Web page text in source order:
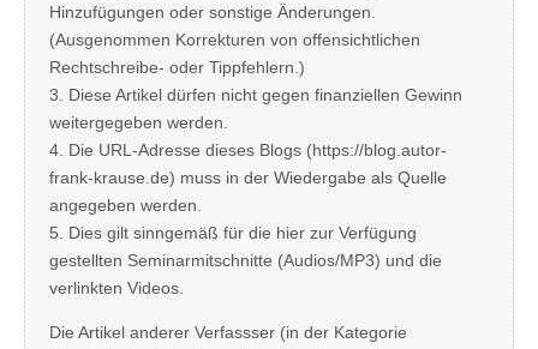
Hinzufügungen oder sonstige Änderungen.
(Ausgenommen Korrekturen von offensichtlichen
Rechtschreibe- oder Tippfehlern.)
3. Diese Artikel dürfen nicht gegen finanziellen Gewinn
weitergegeben werden.
4. Die URL-Adresse dieses Blogs (https://blog.autor-
frank-krause.de) muss in der Wiedergabe als Quelle
angegeben werden.
5. Dies gilt sinngemäß für die hier zur Verfügung
gestellten Seminarmitschnitte (Audios/MP3) und die
verlinkten Videos.
Die Artikel anderer Verfassser (in der Kategorie